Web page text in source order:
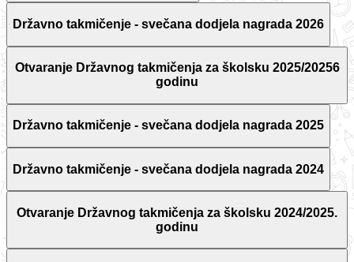
Državno takmičenje - svečana dodjela nagrada 2026
Otvaranje Državnog takmičenja za školsku 2025/20256
godinu
Državno takmičenje - svečana dodjela nagrada 2025
Državno takmičenje - svečana dodjela nagrada 2024
Otvaranje Državnog takmičenja za školsku 2024/2025.
godinu